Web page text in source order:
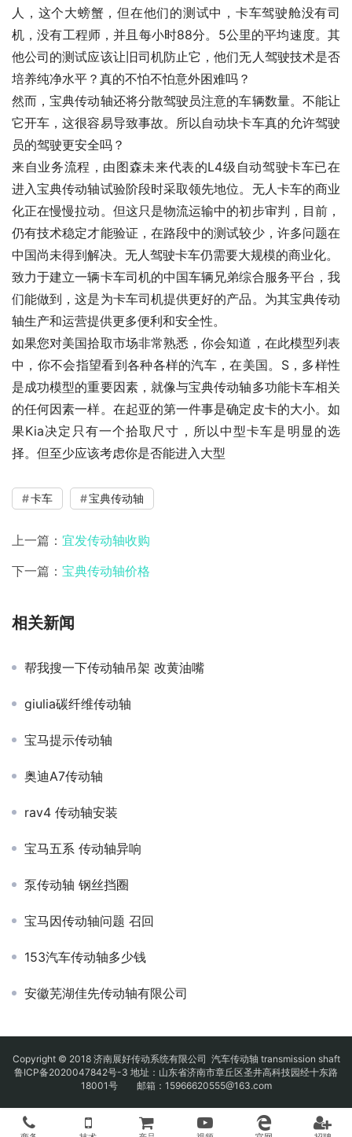
人，这个大螃蟹，但在他们的测试中，卡车驾驶舱没有司
机，没有工程师，并且每小时88分。5公里的平均速度。其
他公司的测试应该让旧司机防止它，他们无人驾驶技术是否
培养纯净水平？真的不怕不怕意外困难吗？
然而，宝典传动轴还将分散驾驶员注意的车辆数量。不能让
它开车，这很容易导致事故。所以自动块卡车真的允许驾驶
员的驾驶更安全吗？
来自业务流程，由图森未来代表的L4级自动驾驶卡车已在
进入宝典传动轴试验阶段时采取领先地位。无人卡车的商业
化正在慢慢拉动。但这只是物流运输中的初步审判，目前，
仍有技术稳定才能验证，在路段中的测试较少，许多问题在
中国尚未得到解决。无人驾驶卡车仍需要大规模的商业化。
致力于建立一辆卡车司机的中国车辆兄弟综合服务平台，我
们能做到，这是为卡车司机提供更好的产品。为其宝典传动
轴生产和运营提供更多便利和安全性。
如果您对美国拾取市场非常熟悉，你会知道，在此模型列表
中，你不会指望看到各种各样的汽车，在美国。S，多样性
是成功模型的重要因素，就像与宝典传动轴多功能卡车相关
的任何因素一样。在起亚的第一件事是确定皮卡的大小。如
果Kia决定只有一个拾取尺寸，所以中型卡车是明显的选
择。但至少应该考虑你是否能进入大型
卡车 宝典传动轴
上一篇： 宜发传动轴收购
下一篇： 宝典传动轴价格
相关新闻
帮我搜一下传动轴吊架 改黄油嘴
giulia碳纤维传动轴
宝马提示传动轴
奥迪A7传动轴
rav4 传动轴安装
宝马五系 传动轴异响
泵传动轴 钢丝挡圈
宝马因传动轴问题 召回
153汽车传动轴多少钱
安徽芜湖佳先传动轴有限公司
Copyright © 2018 济南展好传动系统有限公司 汽车传动轴 transmission shaft
鲁ICP备2020047842号-3 地址：山东省济南市章丘区圣井高科技园经十东路
18001号 邮箱：15966620555@163.com